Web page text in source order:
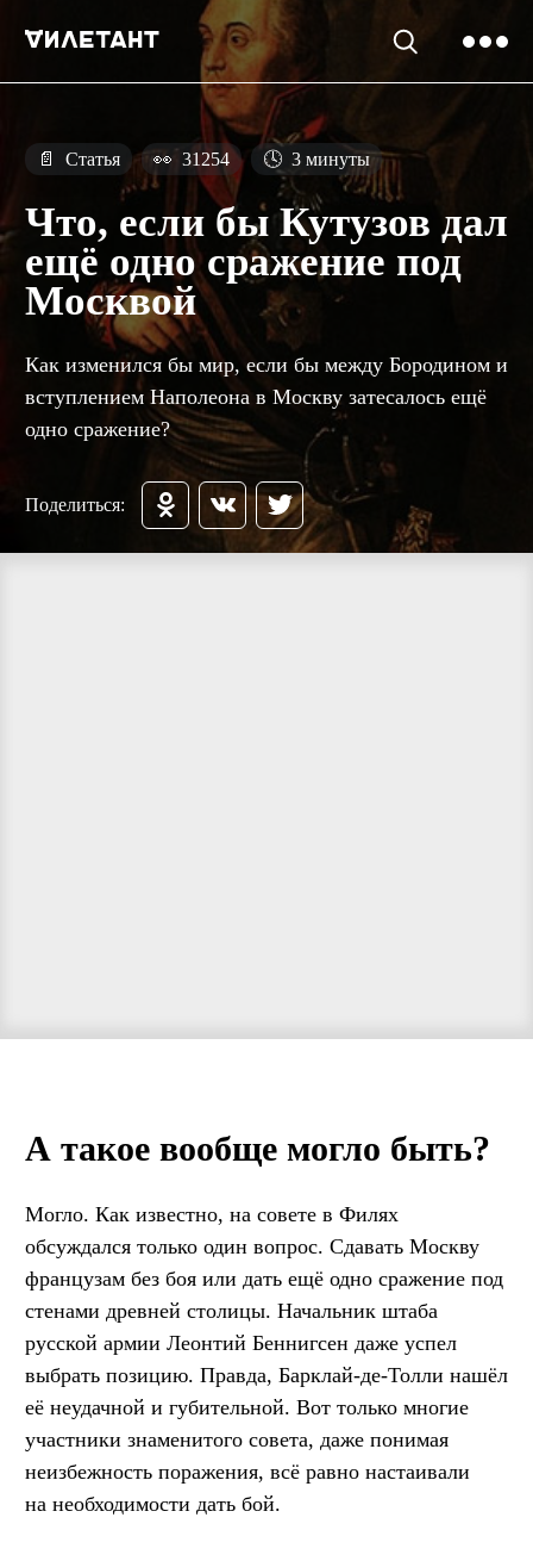
📄 Статья 👀 31254 🕓 3 минуты
Что, если бы Кутузов дал
ещё одно сражение под
Москвой
Как изменился бы мир, если бы между Бородином и
вступлением Наполеона в Москву затесалось ещё
одно сражение?
Поделиться:
А такое вообще могло быть?
Могло. Как известно, на совете в Филях
обсуждался только один вопрос. Сдавать Москву
французам без боя или дать ещё одно сражение под
стенами древней столицы. Начальник штаба
русской армии Леонтий Беннигсен даже успел
выбрать позицию. Правда, Барклай-де-Толли нашёл
её неудачной и губительной. Вот только многие
участники знаменитого совета, даже понимая
неизбежность поражения, всё равно настаивали
на необходимости дать бой.